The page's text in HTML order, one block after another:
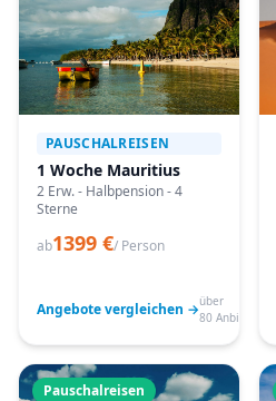
PAUSCHALREISEN
1 Woche Mauritius
2 Erw. - Halbpension - 4
Sterne
ab1399 €/ Person
Angebote vergleichen →über
80 Anbieter
Pauschalreisen